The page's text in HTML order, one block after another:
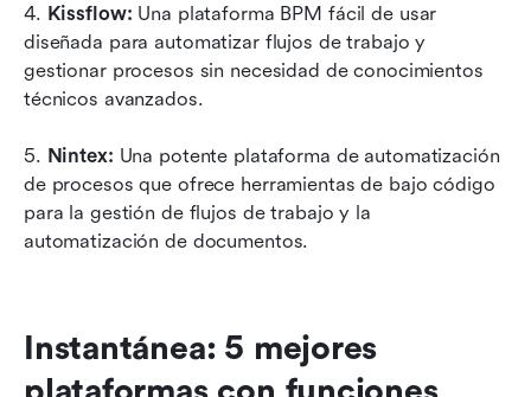
4. Kissflow: Una plataforma BPM fácil de usar
diseñada para automatizar flujos de trabajo y
gestionar procesos sin necesidad de conocimientos
técnicos avanzados.
5. Nintex: Una potente plataforma de automatización
de procesos que ofrece herramientas de bajo código
para la gestión de flujos de trabajo y la
automatización de documentos.
Instantánea: 5 mejores